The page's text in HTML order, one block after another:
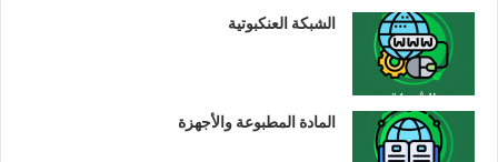
الشبكة العنكبوتية
المادة المطبوعة والأجهزة